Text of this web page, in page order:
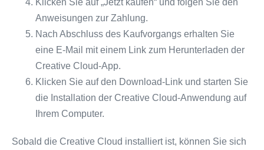
Klicken Sie auf „Jetzt kaufen“ und folgen Sie den
Anweisungen zur Zahlung.
Nach Abschluss des Kaufvorgangs erhalten Sie
eine E-Mail mit einem Link zum Herunterladen der
Creative Cloud-App.
Klicken Sie auf den Download-Link und starten Sie
die Installation der Creative Cloud-Anwendung auf
Ihrem Computer.
Sobald die Creative Cloud installiert ist, können Sie sich